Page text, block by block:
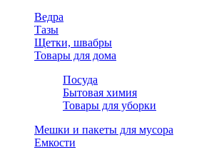
Ведра
Тазы
Щетки, швабры
Товары для дома
Посуда
Бытовая химия
Товары для уборки
Мешки и пакеты для мусора
Емкости